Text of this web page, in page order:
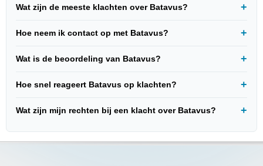
Wat zijn de meeste klachten over Batavus?
Hoe neem ik contact op met Batavus?
Wat is de beoordeling van Batavus?
Hoe snel reageert Batavus op klachten?
Wat zijn mijn rechten bij een klacht over Batavus?